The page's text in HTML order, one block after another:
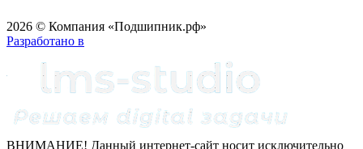
2026 © Компания «Подшипник.рф»
Разработано в
ВНИМАНИЕ! Данный интернет-сайт носит исключительно